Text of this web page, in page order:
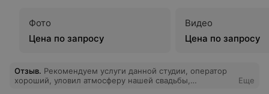
Фото
Цена по запросу
Видео
Цена по запросу
Отзыв. Рекомендуем услуги данной студии, оператор
хороший, уловил атмосферу нашей свадьбы,
Еще